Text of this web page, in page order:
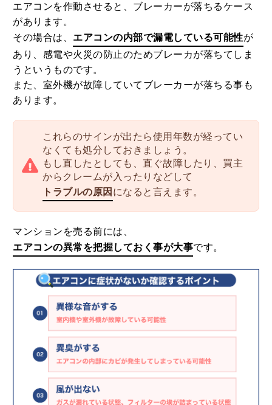
エアコンを作動させると、ブレーカーが落ちるケース
があります。
その場合は、 エアコンの内部で漏電している可能性が
あり、感電や火災の防止のためブレーカが落ちてしま
うというものです。
また、室外機が故障していてブレーカーが落ちる事も
あります。
これらのサインが出たら使用年数が経ってい
なくても処分しておきましょう。
もし直したとしても、直ぐ故障したり、買主
からクレームが入ったりなどして
トラブルの原因 になると言えます。
マンションを売る前には、
エアコンの異常を把握しておく事が大事です。